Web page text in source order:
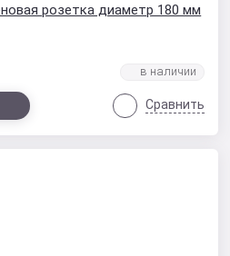
розетка диаметр 180 мм
Сравнить